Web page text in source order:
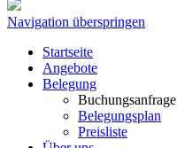
Navigation überspringen
Startseite
Angebote
Belegung
Buchungsanfrage
Belegungsplan
Preisliste